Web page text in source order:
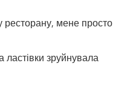
ресторану, мене просто
зруйнувала